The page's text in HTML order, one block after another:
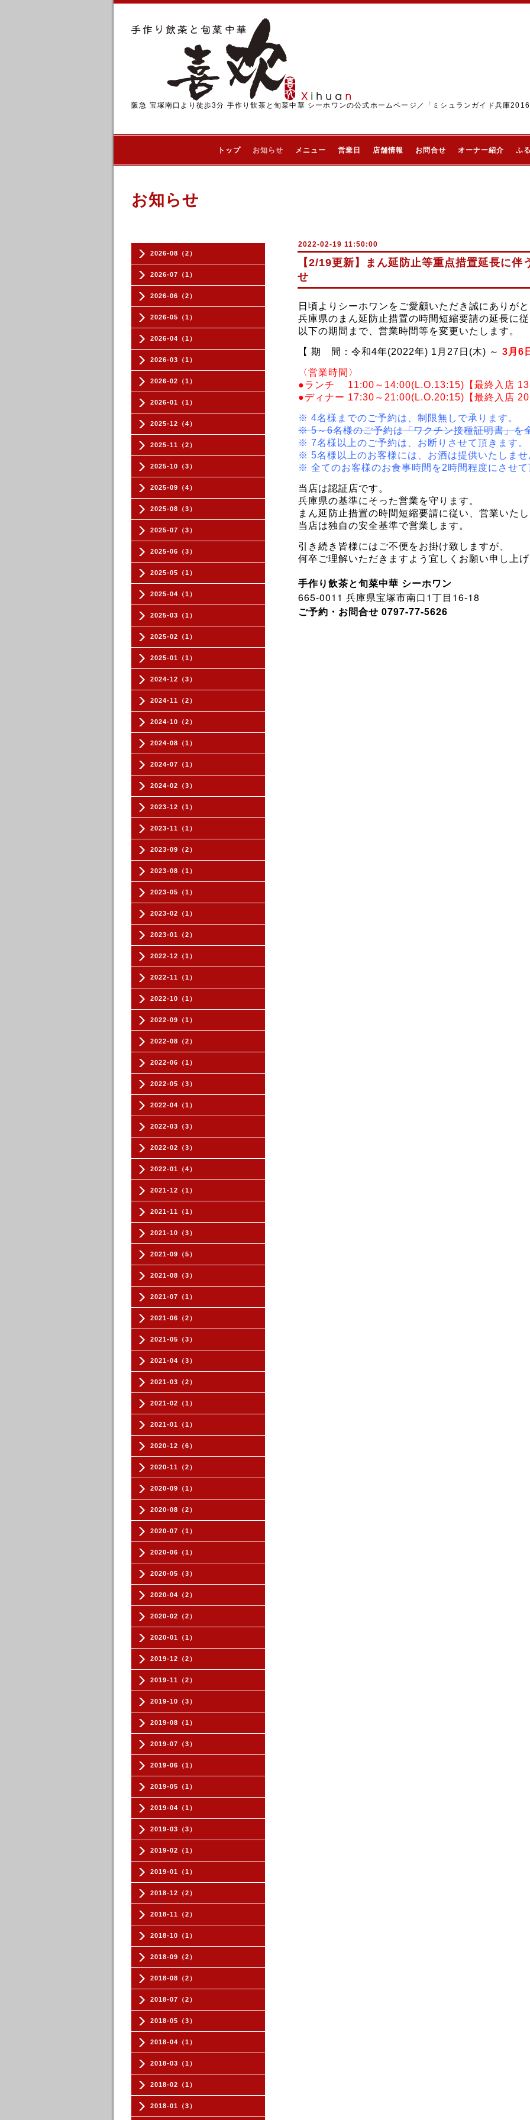
阪急 宝塚南口より徒歩3分 手作り飲茶と旬菜中華 シーホワンの公式ホームページ／「ミシュランガイド兵庫
トップ お知らせ メニュー 営業日 店舗情報 お問合せ オーナー紹介 ふ
2026-08（2）
2026-07（1）
2026-06（2）
2026-05（1）
2026-04（1）
2026-03（1）
2026-02（1）
2026-01（1）
2025-12（4）
2025-11（2）
2025-10（3）
2025-09（4）
2025-08（3）
2025-07（3）
2025-06（3）
2025-05（1）
2025-04（1）
2025-03（1）
2025-02（1）
2025-01（1）
2024-12（3）
2024-11（2）
2024-10（2）
2024-08（1）
2024-07（1）
2024-02（3）
2023-12（1）
2023-11（1）
2023-09（2）
2023-08（1）
2023-05（1）
2023-02（1）
2023-01（2）
2022-12（1）
2022-11（1）
2022-10（1）
2022-09（1）
2022-08（2）
2022-06（1）
2022-05（3）
2022-04（1）
2022-03（3）
2022-02（3）
2022-01（4）
2021-12（1）
2021-11（1）
2021-10（3）
2021-09（5）
2021-08（3）
2021-07（1）
2021-06（2）
2021-05（3）
2021-04（3）
2021-03（2）
2021-02（1）
2021-01（1）
2020-12（6）
2020-11（2）
2020-09（1）
2020-08（2）
2020-07（1）
2020-06（1）
2020-05（3）
2020-04（2）
2020-02（2）
2020-01（1）
2019-12（2）
2019-11（2）
2019-10（3）
2019-08（1）
2019-07（3）
2019-06（1）
2019-05（1）
2019-04（1）
2019-03（3）
2019-02（1）
2019-01（1）
2018-12（2）
2018-11（2）
2018-10（1）
2018-09（2）
2018-08（2）
2018-07（2）
2018-05（3）
2018-04（1）
2018-03（1）
2018-02（1）
2018-01（3）
お知らせ
2022-02-19 11:50:00
【2/19更新】まん延防止等重点措置延長に伴
せ
日頃よりシーホワンをご愛顧いただき誠にありが
兵庫県の まん延防止措置の時間短縮要請の延長に
以下の期間まで、営業時間等を変更いたします。
【 期 間：令和4年(2022年) 1月27日(木) ～ 3月6
〈営業時間〉
●ランチ 11:00～14:00(L.O.13:15)【最終入店
●ディナー 17:30～21:00(L.O.20:15)【最終入店
※ 4名様までのご予約は、制限無しで承ります。
※ 5～6名様のご予約は「ワクチン接種証明書」を
※ 7名様以上のご予約は、お断りさせて頂きます。
※ 5名様以上のお客様には、お酒は提供いたしませ
※ 全てのお客様のお食事時間を2時間程度にさせ
当店は認証店です。
兵庫県の基準にそった営業を守ります。
まん延防止措置の時間短縮要請に従い、営業いた
当店は独自の安全基準で営業します 。
引き続き皆様にはご不便をお掛け致しますが、
何卒ご理解いただきますよう宜しくお願い申し上
手作り飲茶と旬菜中華 シーホワン
665-0011 兵庫県宝塚市南口 1 丁目 16-18
ご予約・お問合せ 0797-77-5626